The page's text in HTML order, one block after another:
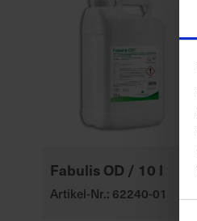
Fabulis OD / 10 l
Artikel-Nr.: 62240-01